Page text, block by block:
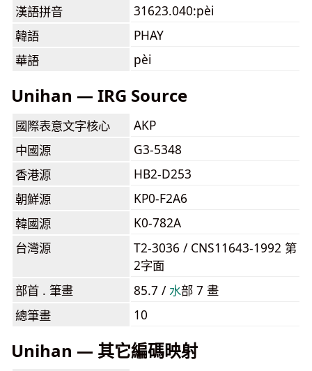
漢語拼音
31623.040:pèi
韓語
PHAY
華語
pèi
Unihan — IRG Source
國際表意文字核心
AKP
中國源
G3-5348
香港源
HB2-D253
朝鮮源
KP0-F2A6
韓國源
K0-782A
台灣源
T2-3036 / CNS11643-1992 第
2字面
部首 . 筆畫
85.7 /⽔部 7 畫
總筆畫
10
Unihan — 其它編碼映射